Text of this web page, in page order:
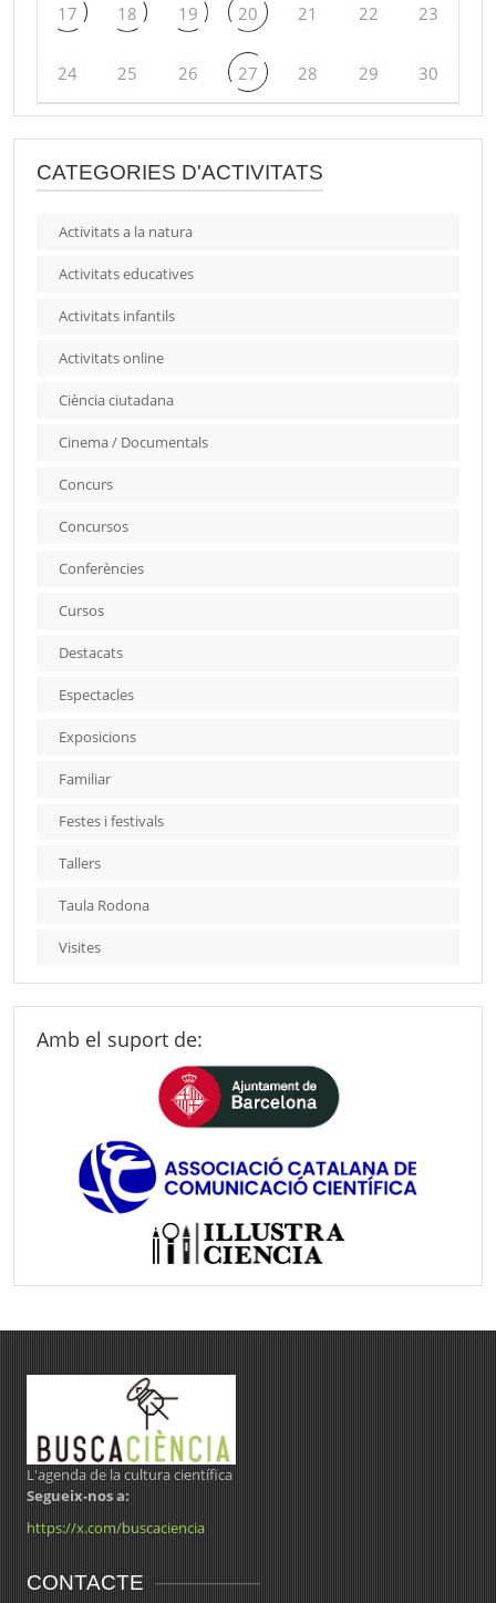
17 18 19 20 21 22 23
24 25 26 27 28 29 30
CATEGORIES D'ACTIVITATS
Activitats a la natura
Activitats educatives
Activitats infantils
Activitats online
Ciència ciutadana
Cinema / Documentals
Concurs
Concursos
Conferències
Cursos
Destacats
Espectacles
Exposicions
Familiar
Festes i festivals
Tallers
Taula Rodona
Visites
Amb el suport de:
L'agenda de la cultura científica
Segueix-nos a:
https://x.com/buscaciencia
CONTACTE